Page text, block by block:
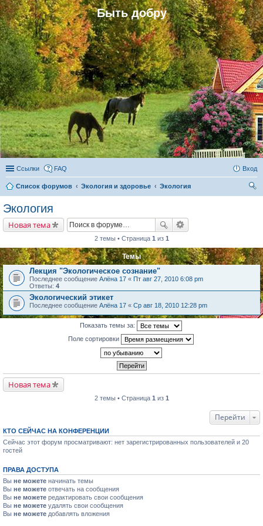
Быть добру
Ссылки FAQ Вход
Список форумов Экология и здоровье
Экология
Экология
Новая тема
2 темы • Страница 1 из 1
Темы
Лекция "Экологическое сознание"
Последнее сообщение Алёна 17 « Пт авг 27, 2010 6:08 pm
Ответы: 4
Экологический этикет
Последнее сообщение Алёна 17 « Ср авг 18, 2010 12:28 pm
Показать темы за:
Поле сортировки
Новая тема
2 темы • Страница 1 из 1
Перейти
КТО СЕЙЧАС НА КОНФЕРЕНЦИИ
Сейчас этот форум просматривают: нет зарегистрированных пользователей и 20
гостей
ПРАВА ДОСТУПА
Вы не можете начинать темы
Вы не можете отвечать на сообщения
Вы не можете редактировать свои сообщения
Вы не можете удалять свои сообщения
Вы не можете добавлять вложения